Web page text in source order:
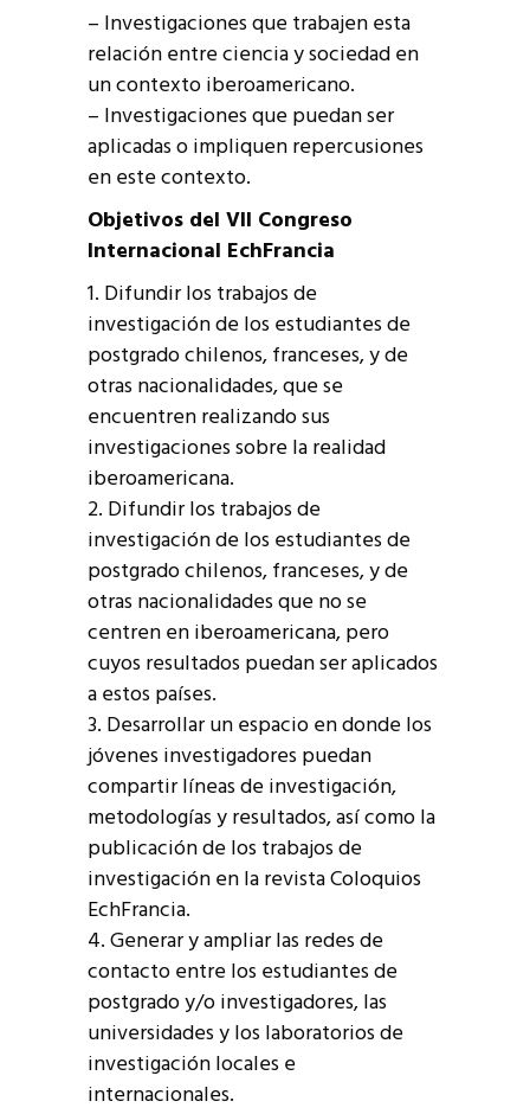
– Investigaciones que trabajen esta
relación entre ciencia y sociedad en
un contexto iberoamericano.
– Investigaciones que puedan ser
aplicadas o impliquen repercusiones
en este contexto.
Objetivos del VII Congreso
Internacional EchFrancia
1. Difundir los trabajos de
investigación de los estudiantes de
postgrado chilenos, franceses, y de
otras nacionalidades, que se
encuentren realizando sus
investigaciones sobre la realidad
iberoamericana.
2. Difundir los trabajos de
investigación de los estudiantes de
postgrado chilenos, franceses, y de
otras nacionalidades que no se
centren en iberoamericana, pero
cuyos resultados puedan ser aplicados
a estos países.
3. Desarrollar un espacio en donde los
jóvenes investigadores puedan
compartir líneas de investigación,
metodologías y resultados, así como la
publicación de los trabajos de
investigación en la revista Coloquios
EchFrancia.
4. Generar y ampliar las redes de
contacto entre los estudiantes de
postgrado y/o investigadores, las
universidades y los laboratorios de
investigación locales e
internacionales.